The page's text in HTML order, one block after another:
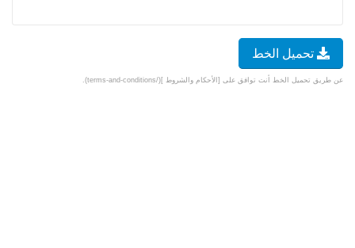
تحميل الخط
عن طريق تحميل الخط أنت توافق على [الأحكام والشروط ](/terms-and-conditions).